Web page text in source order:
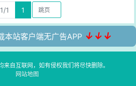
1/1 1
本站客户端无广告APP ↓↓↓
来自互联网，如有侵权我们将尽快删除。
网站地图